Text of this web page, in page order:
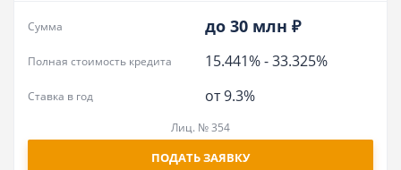
до 30 млн ₽
Сумма
15.441%-33.325%
Полная стоимость кредита
от 9.3%
Ставка в год
Лиц. № 354
ПОДАТЬ ЗАЯВКУ